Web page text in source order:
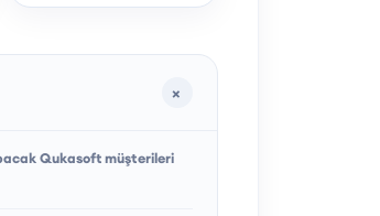
Qukasoft müşterileri